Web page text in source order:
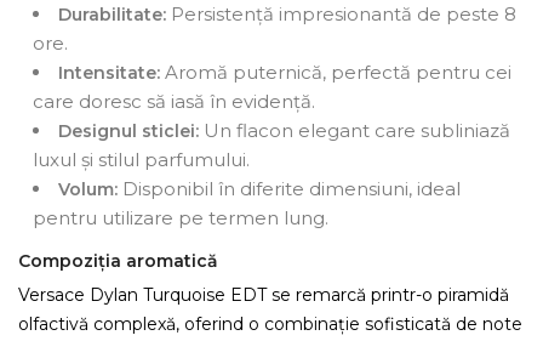
Durabilitate: Persistență impresionantă de peste 8
ore.
Intensitate: Aromă puternică, perfectă pentru cei
care doresc să iasă în evidență.
Designul sticlei: Un flacon elegant care subliniază
luxul și stilul parfumului.
Volum: Disponibil în diferite dimensiuni, ideal
pentru utilizare pe termen lung.
Compoziția aromatică
Versace Dylan Turquoise EDT se remarcă printr-o piramidă
olfactivă complexă, oferind o combinație sofisticată de note